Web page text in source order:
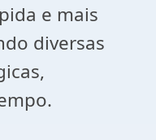
e mais
diversas